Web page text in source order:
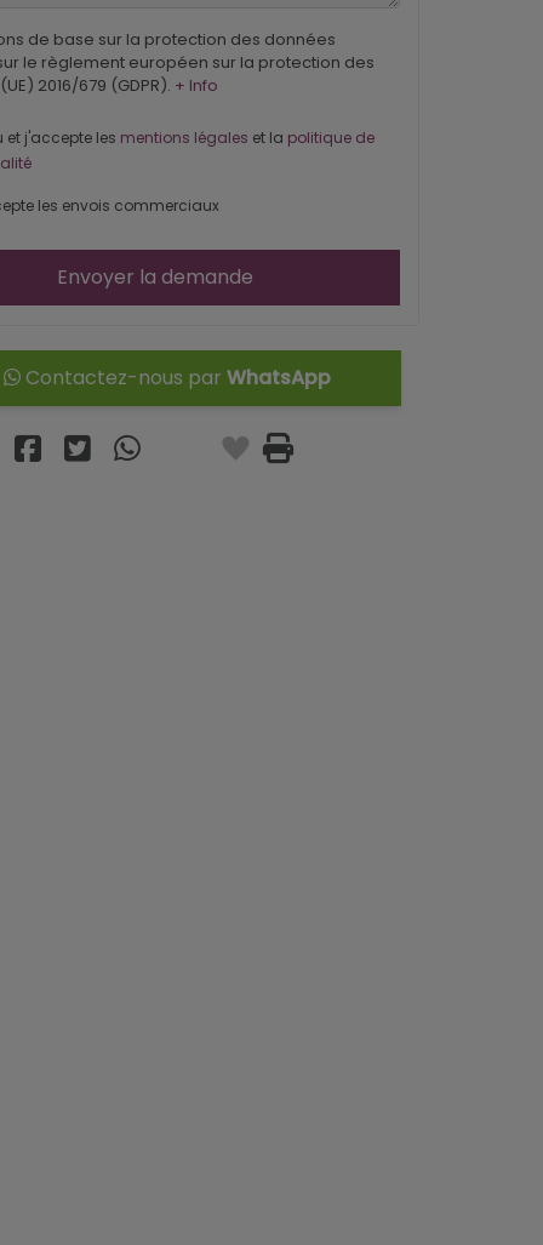
de base sur la protection des données
le règlement européen sur la protection des
2016/679 (GDPR). + Info
et j'accepte les mentions légales et la politique de
les envois commerciaux
Envoyer la demande
Contactez-nous par WhatsApp